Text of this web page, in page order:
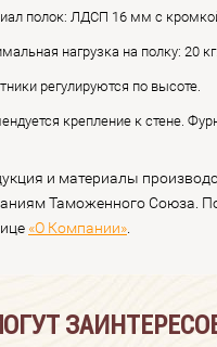
полок: ЛДСП 16 мм с
нагрузка на полку: 20 кг.
регулируются по высоте.
крепление к стене.
и материалы
Таможенного Союза.
«О Компании»